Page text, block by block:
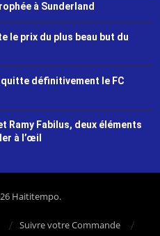
à Sunderland
le prix du plus beau but du
définitivement le FC
Ramy Fabilus, deux éléments
à l’œil
Haititempo.
Suivre votre Commande